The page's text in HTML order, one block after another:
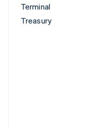
Terminal
Treasury